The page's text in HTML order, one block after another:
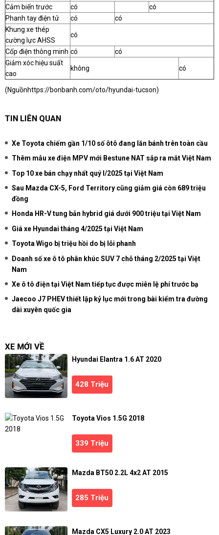
Cảm biến trước
có
có
Phanh tay điện tử
có
có
Khung xe thép
cường lực AHSS
có
Cốp điện thông minh có
có
Giảm xóc hiệu suất
cao
không có
(Nguồnhttps://bonbanh.com/oto/hyundai-tucson)
TIN LIÊN QUAN
Xe Toyota chiếm gần 1/10 số ôtô đang lăn bánh trên toàn cầu
Thêm mẫu xe điện MPV mới Bestune NAT sắp ra mắt Việt Nam
Top 10 xe bán chạy nhất quý I/2025 tại Việt Nam
Sau Mazda CX-5, Ford Territory cũng giảm giá còn 689 triệu
đồng
Honda HR-V tung bản hybrid giá dưới 900 triệu tại Việt Nam
Giá xe Hyundai tháng 4/2025 tại Việt Nam
Toyota Wigo bị triệu hồi do bị lỗi phanh
Doanh số xe ô tô phân khúc SUV 7 chỗ tháng 2/2025 tại Việt
Nam
Xe ô tô điện tại Việt Nam tiếp tục được miễn lệ phí trước bạ
Jaecoo J7 PHEV thiết lập kỷ lục mới trong bài kiểm tra đường
dài xuyên quốc gia
XE MỚI VỀ
Hyundai Elantra 1.6 AT 2020
428 Triệu
Toyota Vios 1.5G 2018
339 Triệu
Mazda BT50 2.2L 4x2 AT 2015
285 Triệu
Mazda CX5 Luxury 2.0 AT 2023